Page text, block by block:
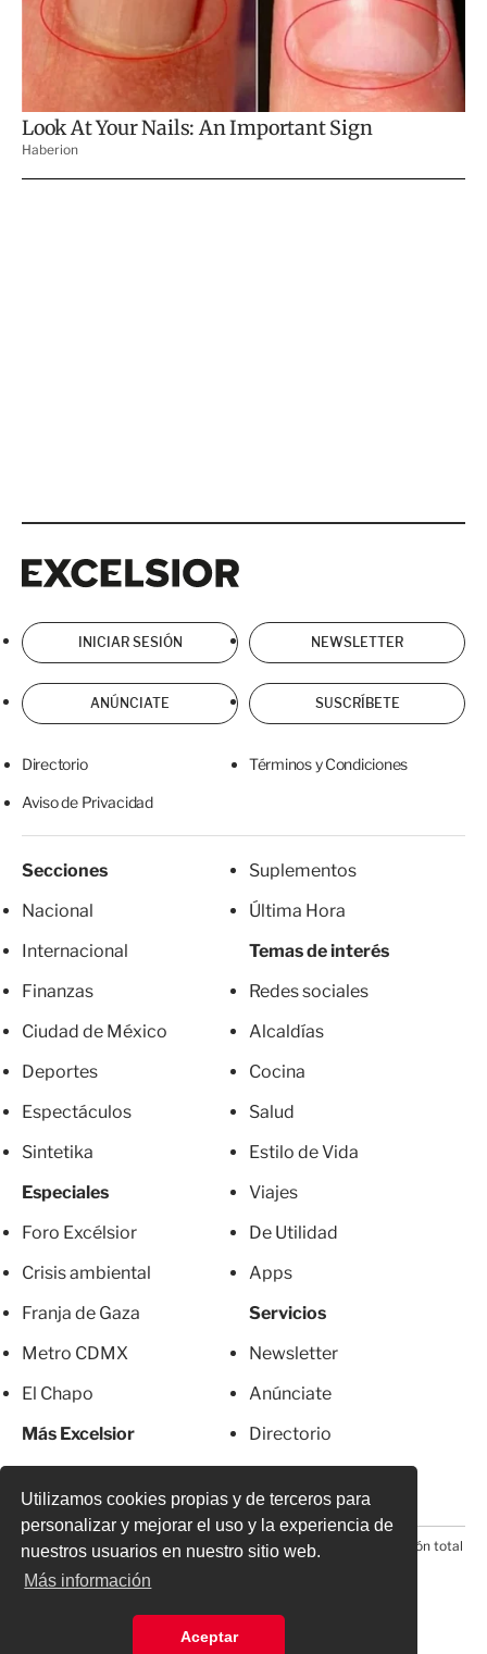
Utilizamos cookies propias y de terceros para
personalizar y mejorar el uso y la experiencia de
nuestros usuarios en nuestro sitio web.
Más información
Aceptar
INICIAR SESIÓN NEWSLETTER
ANÚNCIATE SUSCRÍBETE
Directorio Términos y Condiciones
Aviso de Privacidad
Secciones
Nacional
Internacional
Finanzas
Ciudad de México
Deportes
Espectáculos
Sintetika
Especiales
Foro Excélsior
Crisis ambiental
Franja de Gaza
Metro CDMX
El Chapo
Más Excelsior
Suplementos
Última Hora
Temas de interés
Redes sociales
Alcaldías
Cocina
Salud
Estilo de Vida
Viajes
De Utilidad
Apps
Servicios
Newsletter
Anúnciate
Directorio
© 2026 Todos los derechos reservados. Prohibida la reproducción total
o parcial, incluyendo cualquier medio electrónico*